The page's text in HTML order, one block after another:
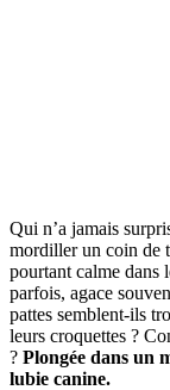
Qui n’a jamais
mordiller un coin de
pourtant calme dans
parfois, agace
pattes semblent-ils
leurs croquettes ?
? Plongée dans un
lubie canine.